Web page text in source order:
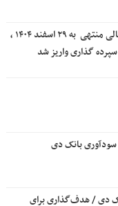
سود سهامداران برای عملکرد سال مالی منتهی ‌ به ۲۹ اسفند ۱۴۰۴ ،
گذاری واریز شد
سودآوری بانک دی
دی / هدف‌گذاری برای